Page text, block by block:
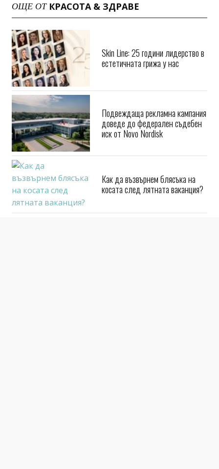
ОЩЕ ОТ КРАСОТА & ЗДРАВЕ
Skin Line: 25 години лидерство в
естетичната грижа у нас
Подвеждаща рекламна кампания
доведе до федерален съдебен
иск от Novo Nordisk
Как да възвърнем блясъка на
косата след лятната ваканция?